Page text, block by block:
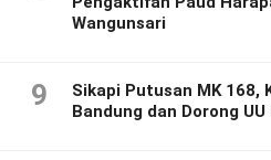
Wangunsari
9
Sikapi Putusan MK 168,
Bandung dan Dorong